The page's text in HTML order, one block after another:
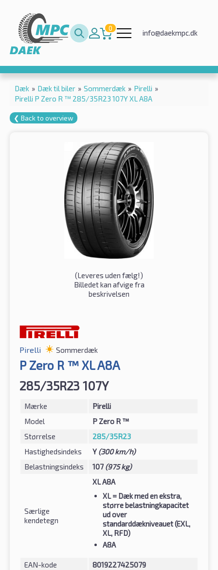
0
info@daekmpc.dk
Dæk » Dæk til biler » Sommerdæk » Pirelli »
Pirelli P Zero R ™ 285/35R23 107Y XL A8A
❮ Back to overview
(Leveres uden fælg!)
Billedet kan afvige fra
beskrivelsen
Pirelli Sommerdæk
P Zero R ™ XL A8A
285/35R23 107Y
Mærke
Pirelli
Model
P Zero R ™
Størrelse
285/35R23
Hastighedsindeks
Y (300 km/h)
Belastningsindeks
107 (975 kg)
Særlige
kendetegn
XL A8A
XL= Dæk med en ekstra,
større belastningkapacitet
ud over
standarddækniveauet (EXL,
XL, RFD)
A8A
EAN-kode 8019227425079